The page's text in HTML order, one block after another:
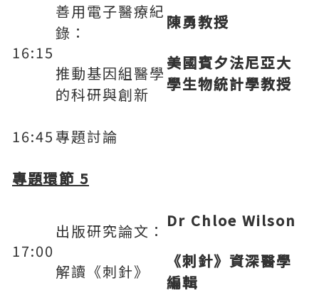
16:15
善用電子醫療紀
錄：
推動基因組醫學
的科研與創新
陳勇教授
美國賓夕法尼亞大
學生物統計學教授
16:45專題討論
專題環節 5
17:00
出版研究論文：
解讀《刺針》
Dr Chloe Wilson
《刺針》資深醫學
編輯